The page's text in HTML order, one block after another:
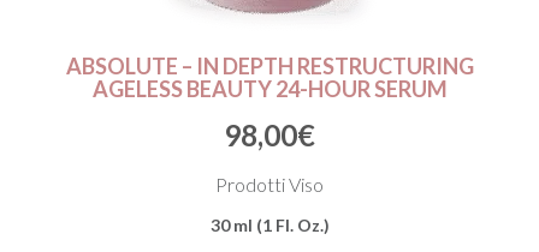
ABSOLUTE – IN DEPTH RESTRUCTURING
AGELESS BEAUTY 24-HOUR SERUM
98,00€
Prodotti Viso
30 ml (1 Fl. Oz.)